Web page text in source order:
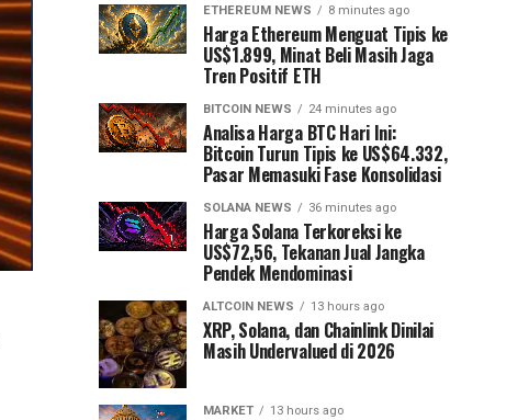
ETHEREUM NEWS 8 minutes ago
Harga Ethereum Menguat Tipis ke
US$1.899, Minat Beli Masih Jaga
Tren Positif ETH
BITCOIN NEWS 24 minutes ago
Analisa Harga BTC Hari Ini:
Bitcoin Turun Tipis ke US$64.332,
Pasar Memasuki Fase Konsolidasi
SOLANA NEWS 36 minutes ago
Harga Solana Terkoreksi ke
US$72,56, Tekanan Jual Jangka
Pendek Mendominasi
ALTCOIN NEWS 13 hours ago
XRP, Solana, dan Chainlink Dinilai
Masih Undervalued di 2026
MARKET 13 hours ago